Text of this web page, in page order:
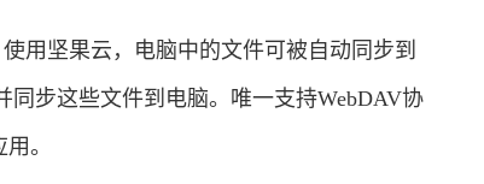
用坚果云，电脑中的文件可被自动同步到
步这些文件到电脑。唯一支持WebDAV协
。